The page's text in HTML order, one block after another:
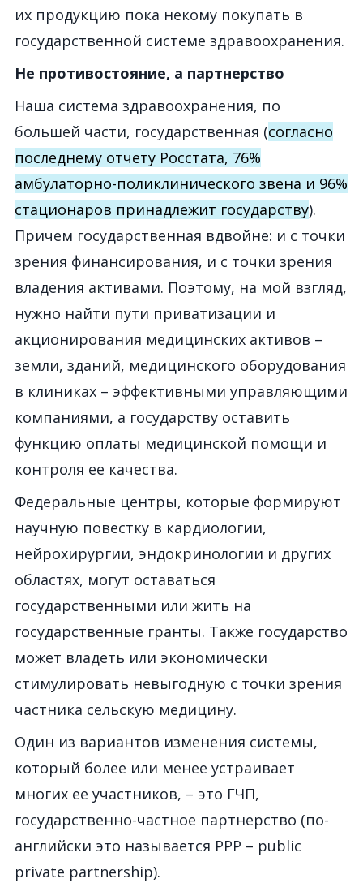
их продукцию пока некому покупать в
государственной системе здравоохранения.
Не противостояние, а партнерство
Наша система здравоохранения, по
большей части, государственная (согласно
последнему отчету Росстата, 76%
амбулаторно-поликлинического звена и 96%
стационаров принадлежит государству).
Причем государственная вдвойне: и с точки
зрения финансирования, и с точки зрения
владения активами. Поэтому, на мой взгляд,
нужно найти пути приватизации и
акционирования медицинских активов –
земли, зданий, медицинского оборудования
в клиниках – эффективными управляющими
компаниями, а государству оставить
функцию оплаты медицинской помощи и
контроля ее качества.
Федеральные центры, которые формируют
научную повестку в кардиологии,
нейрохирургии, эндокринологии и других
областях, могут оставаться
государственными или жить на
государственные гранты. Также государство
может владеть или экономически
стимулировать невыгодную с точки зрения
частника сельскую медицину.
Один из вариантов изменения системы,
который более или менее устраивает
многих ее участников, – это ГЧП,
государственно-частное партнерство (по-
английски это называется PPP – public
private partnership).